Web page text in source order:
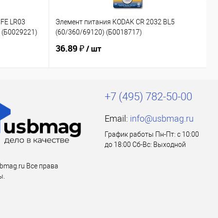
LR03
(Б0029221)
Элемент питания KODAK CR 2032 BL5
(60/360/69120) (Б0018717)
36.89 ₽/ шт
Все права
+7 (495) 782-50-00
Email: info@usbmag.ru
График работы Пн-Пт: с 10:00
до 18:00 Сб-Вс: Выходной